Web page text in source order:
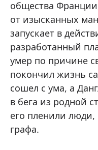
общества Франции,
от изысканных
запускает в
разработанный
умер по причине
покончил жизнь
сошел с ума, а
в бега из родной
его пленили
графа.